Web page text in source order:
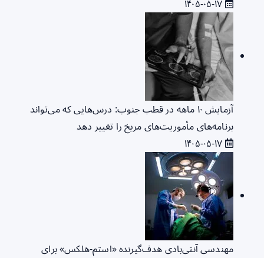
آزمایش ۱۰ ماهه در قطب جنوب: درس‌هایی که می‌تواند
برنامه‌های مأموریت‌های مریخ را تغییر دهد
مهندسی آنتی‌بادی هدف‌گیرنده «استم-هلکس» برای